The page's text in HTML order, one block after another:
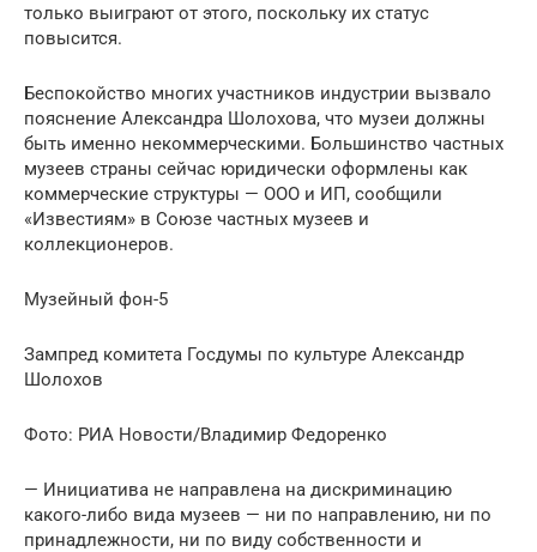
только выиграют от этого, поскольку их статус
повысится.
Беспокойство многих участников индустрии вызвало
пояснение Александра Шолохова, что музеи должны
быть именно некоммерческими. Большинство частных
музеев страны сейчас юридически оформлены как
коммерческие структуры — ООО и ИП, сообщили
«Известиям» в Союзе частных музеев и
коллекционеров.
Музейный фон-5
Зампред комитета Госдумы по культуре Александр
Шолохов
Фото: РИА Новости/Владимир Федоренко
— Инициатива не направлена на дискриминацию
какого-либо вида музеев — ни по направлению, ни по
принадлежности, ни по виду собственности и